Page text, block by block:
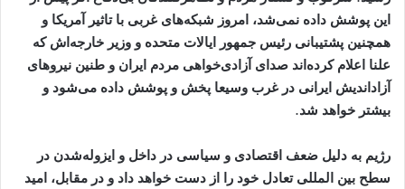
این پوشش داده نمی‌شد، امروز شبکه‌های غربی با تاثیر آمریکا و
همچنین پشتیبانی رئیس جمهور ایالات متحده و وزیر خارجه‌اش که
علنا اعلام کرده‌اند صدای آزادی‌خواهی مردم ایران و طنین نیروهای
آزاداندیش ایرانی در غرب وسیعا پخش و پوشش داده می‌شود و
بیشتر خواهد شد.
رژیم به دلیل ضعف اقتصادی و سیاسی در داخل و ایزوله‌شدن در
سطح بین المللی تعادل خود را از دست خواهد داد و در مقابل، امید